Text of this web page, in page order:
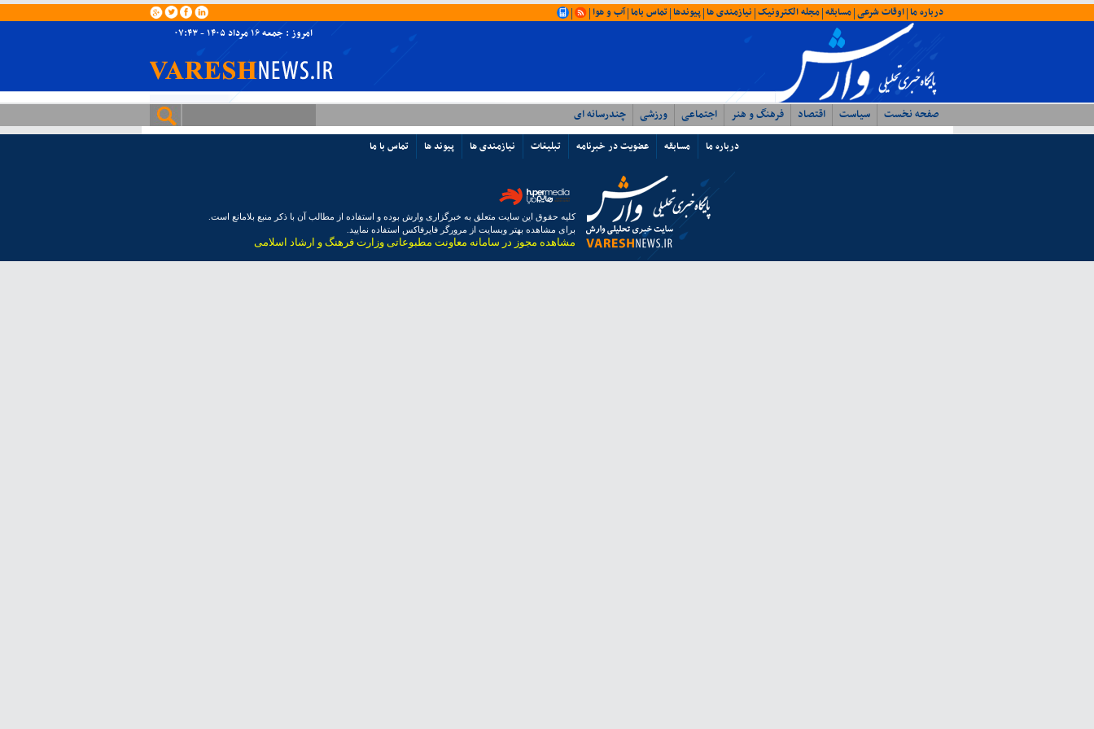
درباره ما| اوقات شرعی| مسابقه| مجله الکترونیک| نیازمندی ها| پیوندها| تماس باما| آب و هوا|
|
امروز : جمعه ۱۶ مرداد ۱۴۰۵ - ۰۷:۴۳
صفحه نخست سیاست اقتصاد فرهنگ و هنر اجتماعی ورزشی چندرسانه ای
درباره ما مسابقه عضویت در خبرنامه تبلیغات نیازمندی ها پیوند ها تماس با ما
کلیه حقوق این سایت متعلق به خبرگزاری وارش بوده و استفاده از مطالب آن با ذکر منبع بلامانع است.
برای مشاهده بهتر وبسایت از مرورگر فایرفاکس استفاده نمایید.
مشاهده مجوز در سامانه معاونت مطبوعاتی وزارت فرهنگ و ارشاد اسلامی